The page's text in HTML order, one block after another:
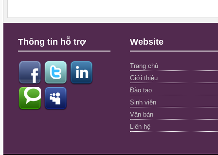
Thông tin hỗ trợ Website
Trang chủ
Giới thiệu
Đào tạo
Sinh viên
Văn bản
Liên hệ